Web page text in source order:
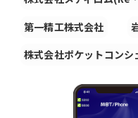
第一精工株式会社
株式会社ポケットコンシ